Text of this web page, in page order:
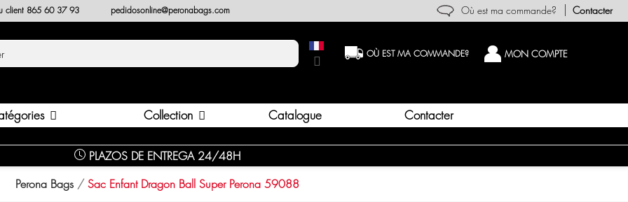
client 865 60 37 93 pedidosonline@peronabags.com Où est ma commande? Contacter
OÙ EST MA COMMANDE? MON COMPTE
Collection Catalogue Contacter
PLAZOS DE ENTREGA 24/48H
Perona Bags
Sac Enfant Dragon Ball Super Perona 59088